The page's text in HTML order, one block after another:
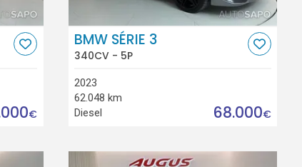
€
BMW SÉRIE 3
340CV - 5P
2023
62.048 km
Diesel
68.000€